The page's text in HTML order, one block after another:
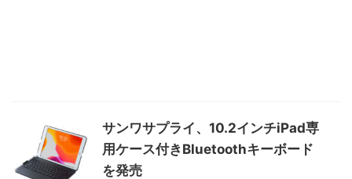
サンワサプライ、10.2インチiPad専
用ケース付きBluetoothキーボード
を発売